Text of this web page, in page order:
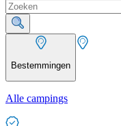
Bestemmingen
Alle campings